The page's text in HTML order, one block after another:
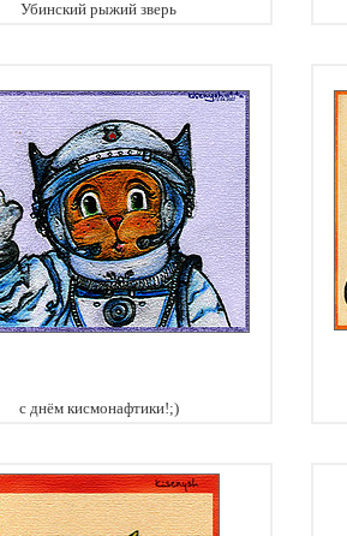
Убинский рыжий зверь
с днём кисмонафтики!;)